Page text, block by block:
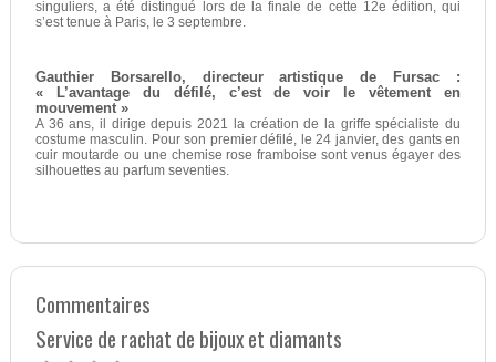
singuliers, a été distingué lors de la finale de cette 12e édition, qui
s’est tenue à Paris, le 3 septembre.
Gauthier Borsarello, directeur artistique de Fursac :
« L’avantage du défilé, c’est de voir le vêtement en
mouvement »
A 36 ans, il dirige depuis 2021 la création de la griffe spécialiste du
costume masculin. Pour son premier défilé, le 24 janvier, des gants en
cuir moutarde ou une chemise rose framboise sont venus égayer des
silhouettes au parfum seventies.
Commentaires
Service de rachat de bijoux et diamants